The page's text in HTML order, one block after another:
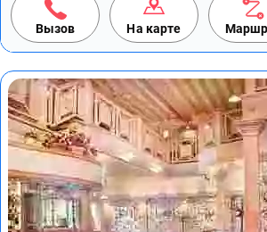
Вызов На карте